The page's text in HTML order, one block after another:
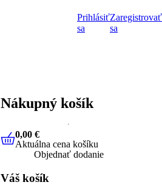
Prihlásiť
sa
Zaregistrovať
sa
Nákupný košík
0,00 €Aktuálna cena košíku
0,00 €
Aktuálna cena košíku
Objednať dodanie
Váš košík